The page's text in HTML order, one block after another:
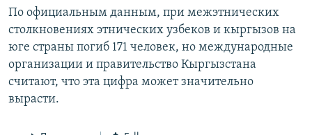
TÜRKMENÇE
По официальным данным, при межэтнических
столкновениях этнических узбеков и кыргызов на
юге страны погиб 171 человек, но международные
организации и правительство Кыргызстана
считают, что эта цифра может значительно
вырасти.